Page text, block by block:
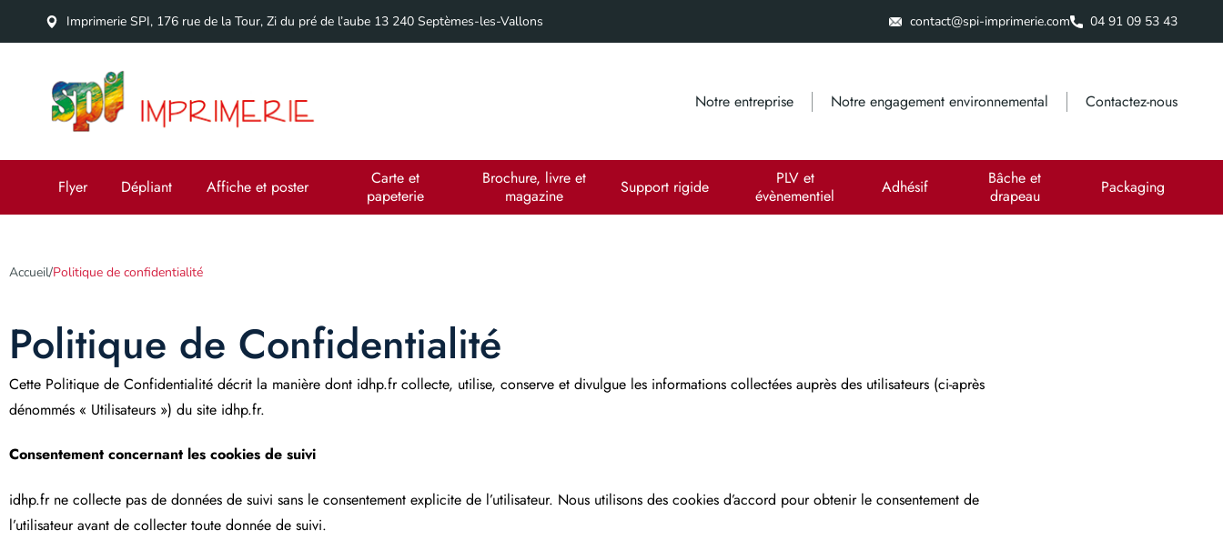
Imprimerie SPI, 176 rue de la Tour, Zi du pré de l’aube 13 240 Septèmes-les-Vallons contact@spi-imprimerie.com 04 91 09 53 43
Notre entreprise Notre engagement environnemental Contactez-nous
Flyer Dépliant Affiche et poster
Carte et
papeterie
Brochure, livre et
magazine
Support rigide
PLV et
évènementiel
Adhésif
Bâche et
drapeau
Packaging
Accueil/Politique de confidentialité
Politique de Confidentialité
Cette Politique de Confidentialité décrit la manière dont idhp.fr collecte, utilise, conserve et divulgue les informations collectées auprès des utilisateurs (ci-après
dénommés « Utilisateurs ») du site idhp.fr.
Consentement concernant les cookies de suivi
idhp.fr ne collecte pas de données de suivi sans le consentement explicite de l’utilisateur. Nous utilisons des cookies d’accord pour obtenir le consentement de
l’utilisateur avant de collecter toute donnée de suivi.